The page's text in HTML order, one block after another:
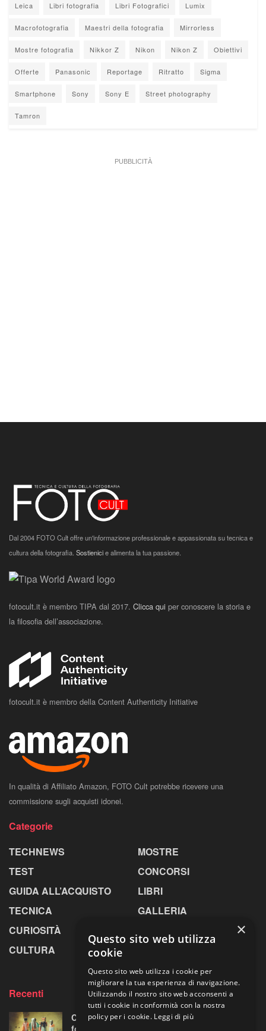
Leica Libri fotografia Libri Fotografici Lumix
Macrofotografia Maestri della fotografia Mirrorless
Mostre fotografia Nikkor Z Nikon Nikon Z Obiettivi
Offerte Panasonic Reportage Ritratto Sigma
Smartphone Sony Sony E Street photography
Tamron
PUBBLICITÀ
Dal 2004 FOTO Cult offre un'informazione professionale e appassionata su tecnica e
cultura della fotografia. Sostienicie alimenta la tua passione.
fotocult.it è membro TIPA dal 2017. Clicca qui per conoscere la storia e
la filosofia dell’associazione.
fotocult.it è membro della Content Authenticity Initiative
In qualità di Affiliato Amazon, FOTO Cult potrebbe ricevere una
commissione sugli acquisti idonei.
Categorie
TECHNEWS
TEST
GUIDA ALL’ACQUISTO
TECNICA
CURIOSITÀ
CULTURA
MOSTRE
CONCORSI
LIBRI
GALLERIA
Recenti
Centosessantasette candeline per la mostra
×
Questo sito web utilizza
cookie
Questo sito web utilizza i cookie per
migliorare la tua esperienza di navigazione.
Utilizzando il nostro sito web acconsenti a
tutti i cookie in conformità con la nostra
policy per i cookie. Leggi di più